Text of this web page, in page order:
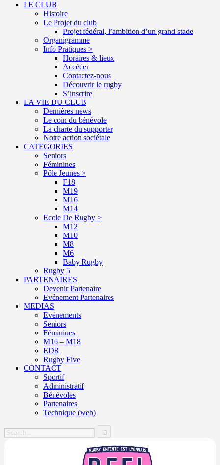
LE CLUB
Histoire
Le Projet du club
Projet fédéral, l’ambition d’un grand stade
Organigramme
Info Pratiques >
Horaires & lieux
Accéder
Contactez-nous
Découvrir le rugby
S’inscrire
LA VIE DU CLUB
Dernières news
Le coin du bénévole
La charte du supporter
Notre action sociétale
CATEGORIES
Seniors
Féminines
Pôle Jeunes >
F18
M19
M16
M14
Ecole De Rugby >
M12
M10
M8
M6
Baby Rugby
Rugby 5
PARTENAIRES
Devenir Partenaire
Evénement Partenaires
MEDIAS
Evènements
Seniors
Féminines
M16 – M18
EDR
Rugby Five
CONTACT
Sportif
Administratif
Bénévoles
Partenaires
Technique (web)